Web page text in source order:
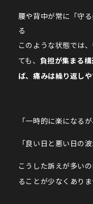
腰や背中が常に「守
る
このような状態では
ても、 負担が集まる
ば、痛みは繰り返し
「一時的に楽になる
「良い日と悪い日の波
こうした訴えが多い
ることが少なくありま